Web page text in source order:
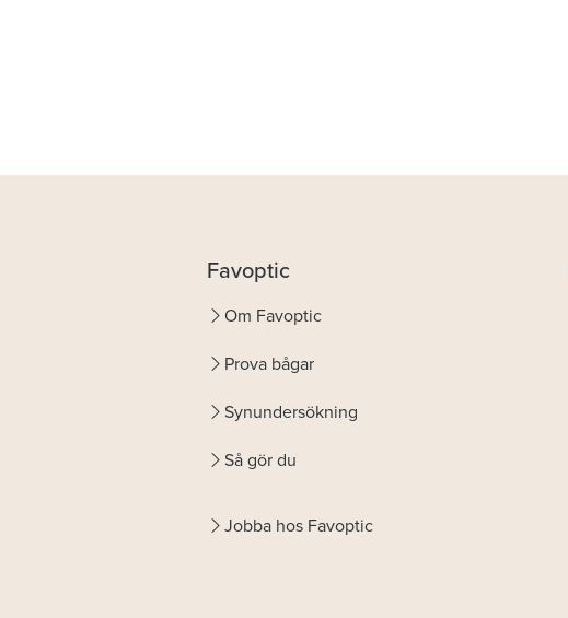
Favoptic
Om Favoptic
Prova bågar
Synundersökning
Så gör du
Jobba hos Favoptic